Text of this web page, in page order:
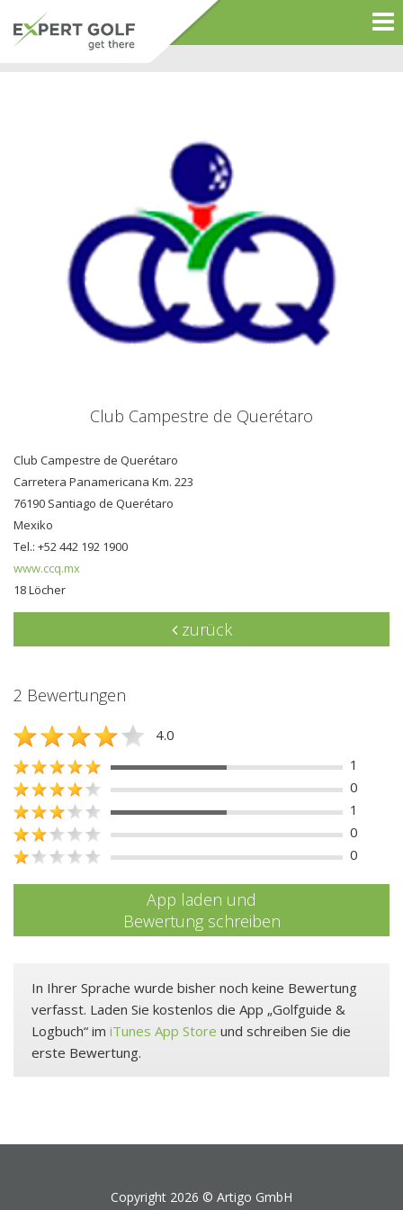
Club Campestre de Querétaro
Club Campestre de Querétaro
Carretera Panamericana Km. 223
76190 Santiago de Querétaro
Mexiko
Tel.: +52 442 192 1900
www.ccq.mx
18 Löcher
zurück
2 Bewertungen
4.0
1
0
1
0
0
App laden und
Bewertung schreiben
In Ihrer Sprache wurde bisher noch keine Bewertung
verfasst. Laden Sie kostenlos die App „Golfguide &
Logbuch“ im iTunes App Store und schreiben Sie die
erste Bewertung.
Copyright 2026 © Artigo GmbH